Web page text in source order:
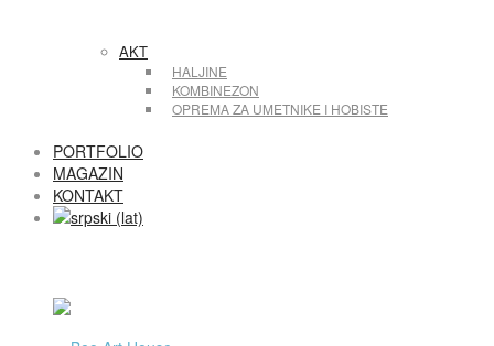
AKT
HALJINE
KOMBINEZON
OPREMA ZA UMETNIKE I HOBISTE
PORTFOLIO
MAGAZIN
KONTAKT